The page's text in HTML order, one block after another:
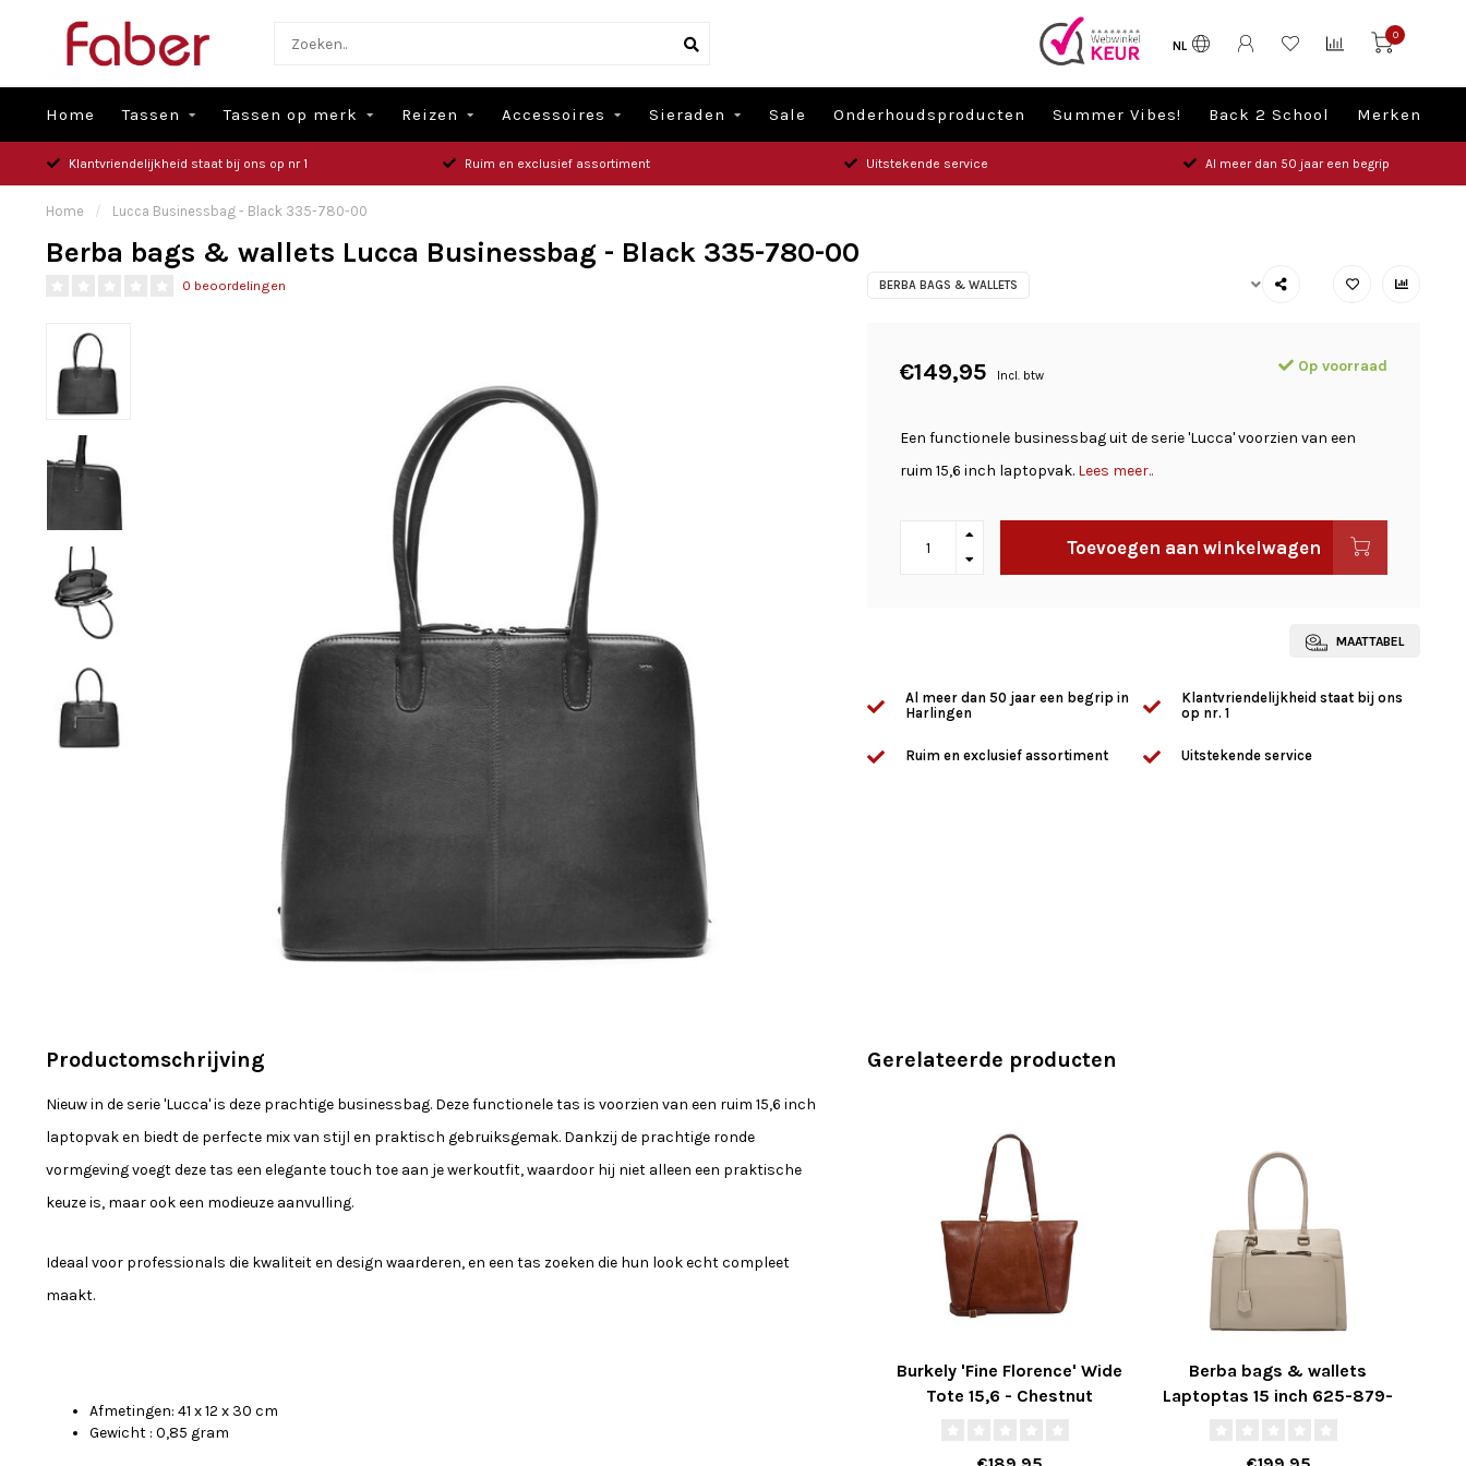
NL
0
Home Tassen Tassen op merk Reizen Accessoires Sieraden Sale Onderhoudsproducten Summer Vibes! Back 2 School Merken
Klantvriendelijkheid staat bij ons op nr 1 Ruim en exclusief assortiment Uitstekende service Al meer dan 50 jaar een begrip
Home / Lucca Businessbag - Black 335-780-00
Berba bags & wallets Lucca Businessbag - Black 335-780-00
0 beoordelingen BERBA BAGS & WALLETS
€149,95 Incl. btw
Op voorraad
Een functionele businessbag uit de serie 'Lucca' voorzien van een
ruim 15,6 inch laptopvak. Lees meer..
Toevoegen aan winkelwagen
MAATTABEL
Al meer dan 50 jaar een begrip in
Harlingen
Klantvriendelijkheid staat bij ons
op nr. 1
Ruim en exclusief assortiment Uitstekende service
Productomschrijving
Nieuw in de serie 'Lucca' is deze prachtige businessbag. Deze functionele tas is voorzien van een ruim 15,6 inch
laptopvak en biedt de perfecte mix van stijl en praktisch gebruiksgemak. Dankzij de prachtige ronde
vormgeving voegt deze tas een elegante touch toe aan je werkoutfit, waardoor hij niet alleen een praktische
keuze is, maar ook een modieuze aanvulling.
Ideaal voor professionals die kwaliteit en design waarderen, en een tas zoeken die hun look echt compleet
maakt.
Afmetingen: 41 x 12 x 30 cm
Gewicht : 0,85 gram
Gerelateerde producten
Burkely 'Fine Florence' Wide
Tote 15,6 - Chestnut
Berba bags & wallets
Laptoptas 15 inch 625-879-